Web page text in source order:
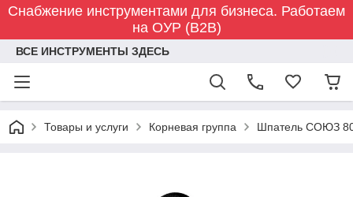
Снабжение инструментами для бизнеса. Работаем
на ОУР (B2B)
ВСЕ ИНСТРУМЕНТЫ ЗДЕСЬ
Товары и услуги Корневая группа Шпатель СОЮЗ